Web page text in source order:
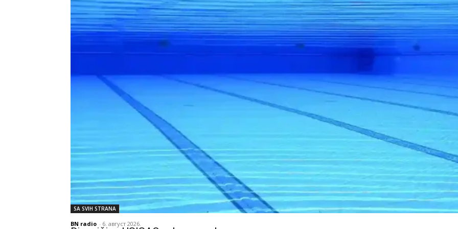
SA SVIH STRANA
BN radio - 6. август 2026.